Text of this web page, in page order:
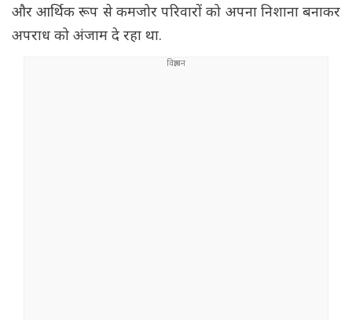
और आर्थिक रूप से कमजोर परिवारों को अपना निशाना बनाकर
अपराध को अंजाम दे रहा था.